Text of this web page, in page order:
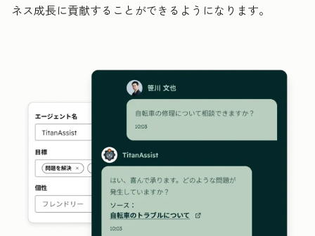
ネス成長に貢献することができるようになります。